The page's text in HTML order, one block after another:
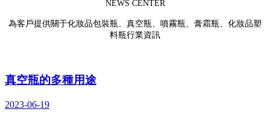
NEWS CENTER
為客戶提供關于化妝品包裝瓶、真空瓶、噴霧瓶、膏霜瓶、化妝品塑
料瓶行業資訊
真空瓶的多種用途
2023-06-19